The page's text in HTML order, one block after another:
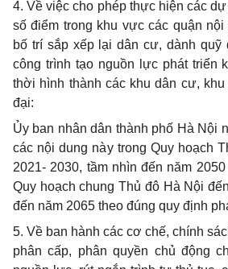
4. Về việc cho phép thực hiện các
số điểm trong khu vực các quận nội
bố trí sắp xếp lại dân cư, dành quỹ
công trình tạo nguồn lực phát triển
thời hình thành các khu dân cư,
đại:
Ủy ban nhân dân thành phố Hà Nội
các nội dung này trong Quy hoạch
2021- 2030, tầm nhìn đến năm
Quy hoạch chung Thủ đô Hà Nội
đến năm 2065 theo đúng quy định
5. Về ban hành các cơ chế, chính
phân cấp, phân quyền chủ động